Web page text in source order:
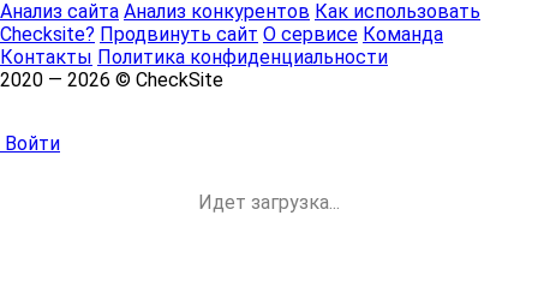
Анализ сайта Анализ конкурентов Как использовать
Checksite? Продвинуть сайт О сервисе Команда
Контакты Политика конфиденциальности
2020 — 2026 © CheckSite
Войти
Идет загрузка...